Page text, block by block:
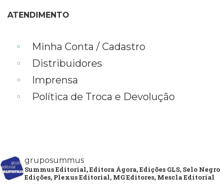
ATENDIMENTO
Minha Conta / Cadastro
Distribuidores
Imprensa
Política de Troca e Devolução
gruposummus
Summus Editorial, Editora Ágora, Edições GLS, Selo Negro
Edições, Plexus Editorial, MG Editores, Mescla Editorial